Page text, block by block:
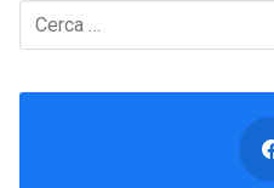
Cerca: